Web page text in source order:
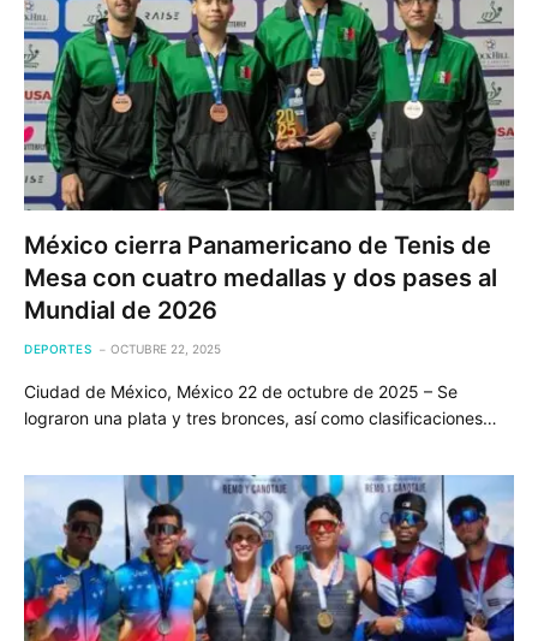
México cierra Panamericano de Tenis de
Mesa con cuatro medallas y dos pases al
Mundial de 2026
DEPORTES OCTUBRE 22, 2025
Ciudad de México, México 22 de octubre de 2025 – Se
lograron una plata y tres bronces, así como clasificaciones…